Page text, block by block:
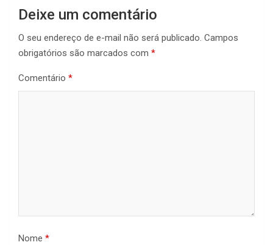
Deixe um comentário
O seu endereço de e-mail não será publicado. Campos
obrigatórios são marcados com *
Comentário *
Nome *